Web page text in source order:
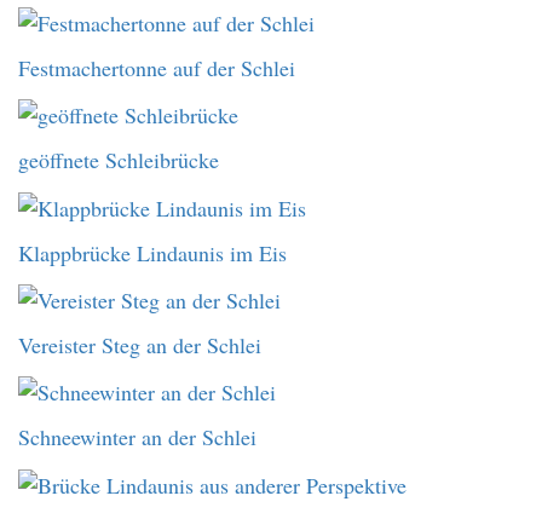
Festmachertonne auf der Schlei
geöffnete Schleibrücke
Klappbrücke Lindaunis im Eis
Vereister Steg an der Schlei
Schneewinter an der Schlei